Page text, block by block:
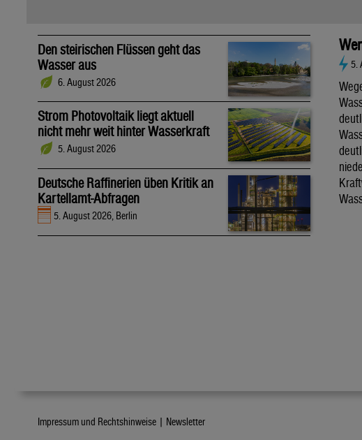
Den steirischen Flüssen geht das
Wasser aus
6. August 2026
Strom Photovoltaik liegt aktuell
nicht mehr weit hinter Wasserkraft
5. August 2026
Deutsche Raffinerien üben Kritik an
Kartellamt-Abfragen
5. August 2026, Berlin
5.
Impressum und Rechtshinweise | Newsletter